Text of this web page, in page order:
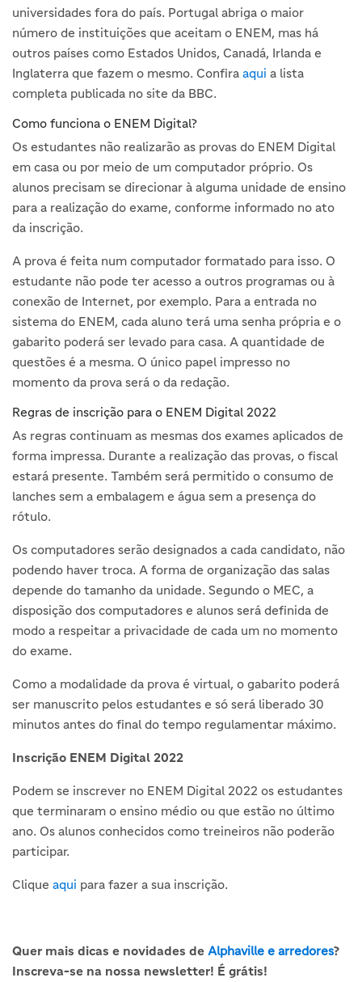
universidades fora do país. Portugal abriga o maior
número de instituições que aceitam o ENEM, mas há
outros países como Estados Unidos, Canadá, Irlanda e
Inglaterra que fazem o mesmo. Confira aqui a lista
completa publicada no site da BBC.
Como funciona o ENEM Digital?
Os estudantes não realizarão as provas do ENEM Digital
em casa ou por meio de um computador próprio. Os
alunos precisam se direcionar à alguma unidade de ensino
para a realização do exame, conforme informado no ato
da inscrição.
A prova é feita num computador formatado para isso. O
estudante não pode ter acesso a outros programas ou à
conexão de Internet, por exemplo. Para a entrada no
sistema do ENEM, cada aluno terá uma senha própria e o
gabarito poderá ser levado para casa. A quantidade de
questões é a mesma. O único papel impresso no
momento da prova será o da redação.
Regras de inscrição para o ENEM Digital 2022
As regras continuam as mesmas dos exames aplicados de
forma impressa. Durante a realização das provas, o fiscal
estará presente. Também será permitido o consumo de
lanches sem a embalagem e água sem a presença do
rótulo.
Os computadores serão designados a cada candidato, não
podendo haver troca. A forma de organização das salas
depende do tamanho da unidade. Segundo o MEC, a
disposição dos computadores e alunos será definida de
modo a respeitar a privacidade de cada um no momento
do exame.
Como a modalidade da prova é virtual, o gabarito poderá
ser manuscrito pelos estudantes e só será liberado 30
minutos antes do final do tempo regulamentar máximo.
Inscrição ENEM Digital 2022
Podem se inscrever no ENEM Digital 2022 os estudantes
que terminaram o ensino médio ou que estão no último
ano. Os alunos conhecidos como treineiros não poderão
participar.
Clique aqui para fazer a sua inscrição.
Quer mais dicas e novidades de Alphaville e arredores?
Inscreva-se na nossa newsletter! É grátis!